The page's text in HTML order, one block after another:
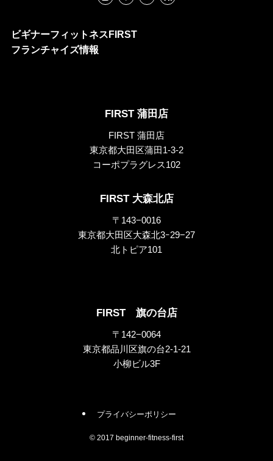
ビギナーフィットネスFIRST
フランチャイズ情報
FIRST 蒲田店
FIRST 蒲田店
東京都大田区蒲田1-3-2
コーポプラグレス102
FIRST 大森北店
〒143−0016
東京都大田区大森北3ｰ29−27
北トピア101
FIRST 旗の台店
〒142−0064
東京都品川区旗の台2-1-21
小柳ビル3F
プライバシーポリシー
© 2017 beginner-fitness-first